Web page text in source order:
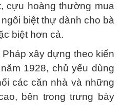
cựu hoàng thường mua
biệt thự dành cho bà
biệt hơn cả.
xây dựng theo kiến
1928, chủ yếu dùng
các căn nhà và những
bên trong trưng bày